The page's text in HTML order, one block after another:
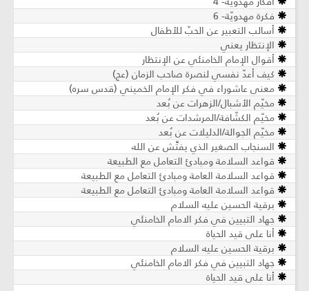
فكرة مهدويّة- 6
أسالب التعبير عن الحبّ للأطفال
الإنتظار يعني
أقوال الإمام الخامنئي عن الإنتظار
كيف أعدّ نفسي لنصرة صاحب الزمان (عج)
معنى عاشوراء في فكر الإمام الخميني (قدس سره)
مخيّم الأشبال/الزهرات عن بُعد
مخيّم الكشّافة/المرشدات عن بُعد
مخيّم الجوالة/الدليلات عن بُعد
السنجاب الصغير الذي يفتِّش عن الله
قواعد السلامة ومبادئ التعامل مع الطبيعة
قواعد السلامة العامة ومبادئ التعامل مع الطبيعة
قواعد السلامة العامة ومبادئ التعامل مع الطبيعة
برقية الحسين عليه السلام
جهاد التبيين في فكر الامام الخامنئي
أنا على قيد الحياة
برقية الحسين عليه السلام
جهاد التبيين في فكر الامام الخامنئي
أنا على قيد الحياة